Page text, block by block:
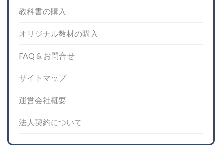
教科書の購入
オリジナル教材の購入
FAQ & お問合せ
サイトマップ
運営会社概要
法人契約について